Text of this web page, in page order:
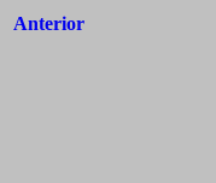
Anterior